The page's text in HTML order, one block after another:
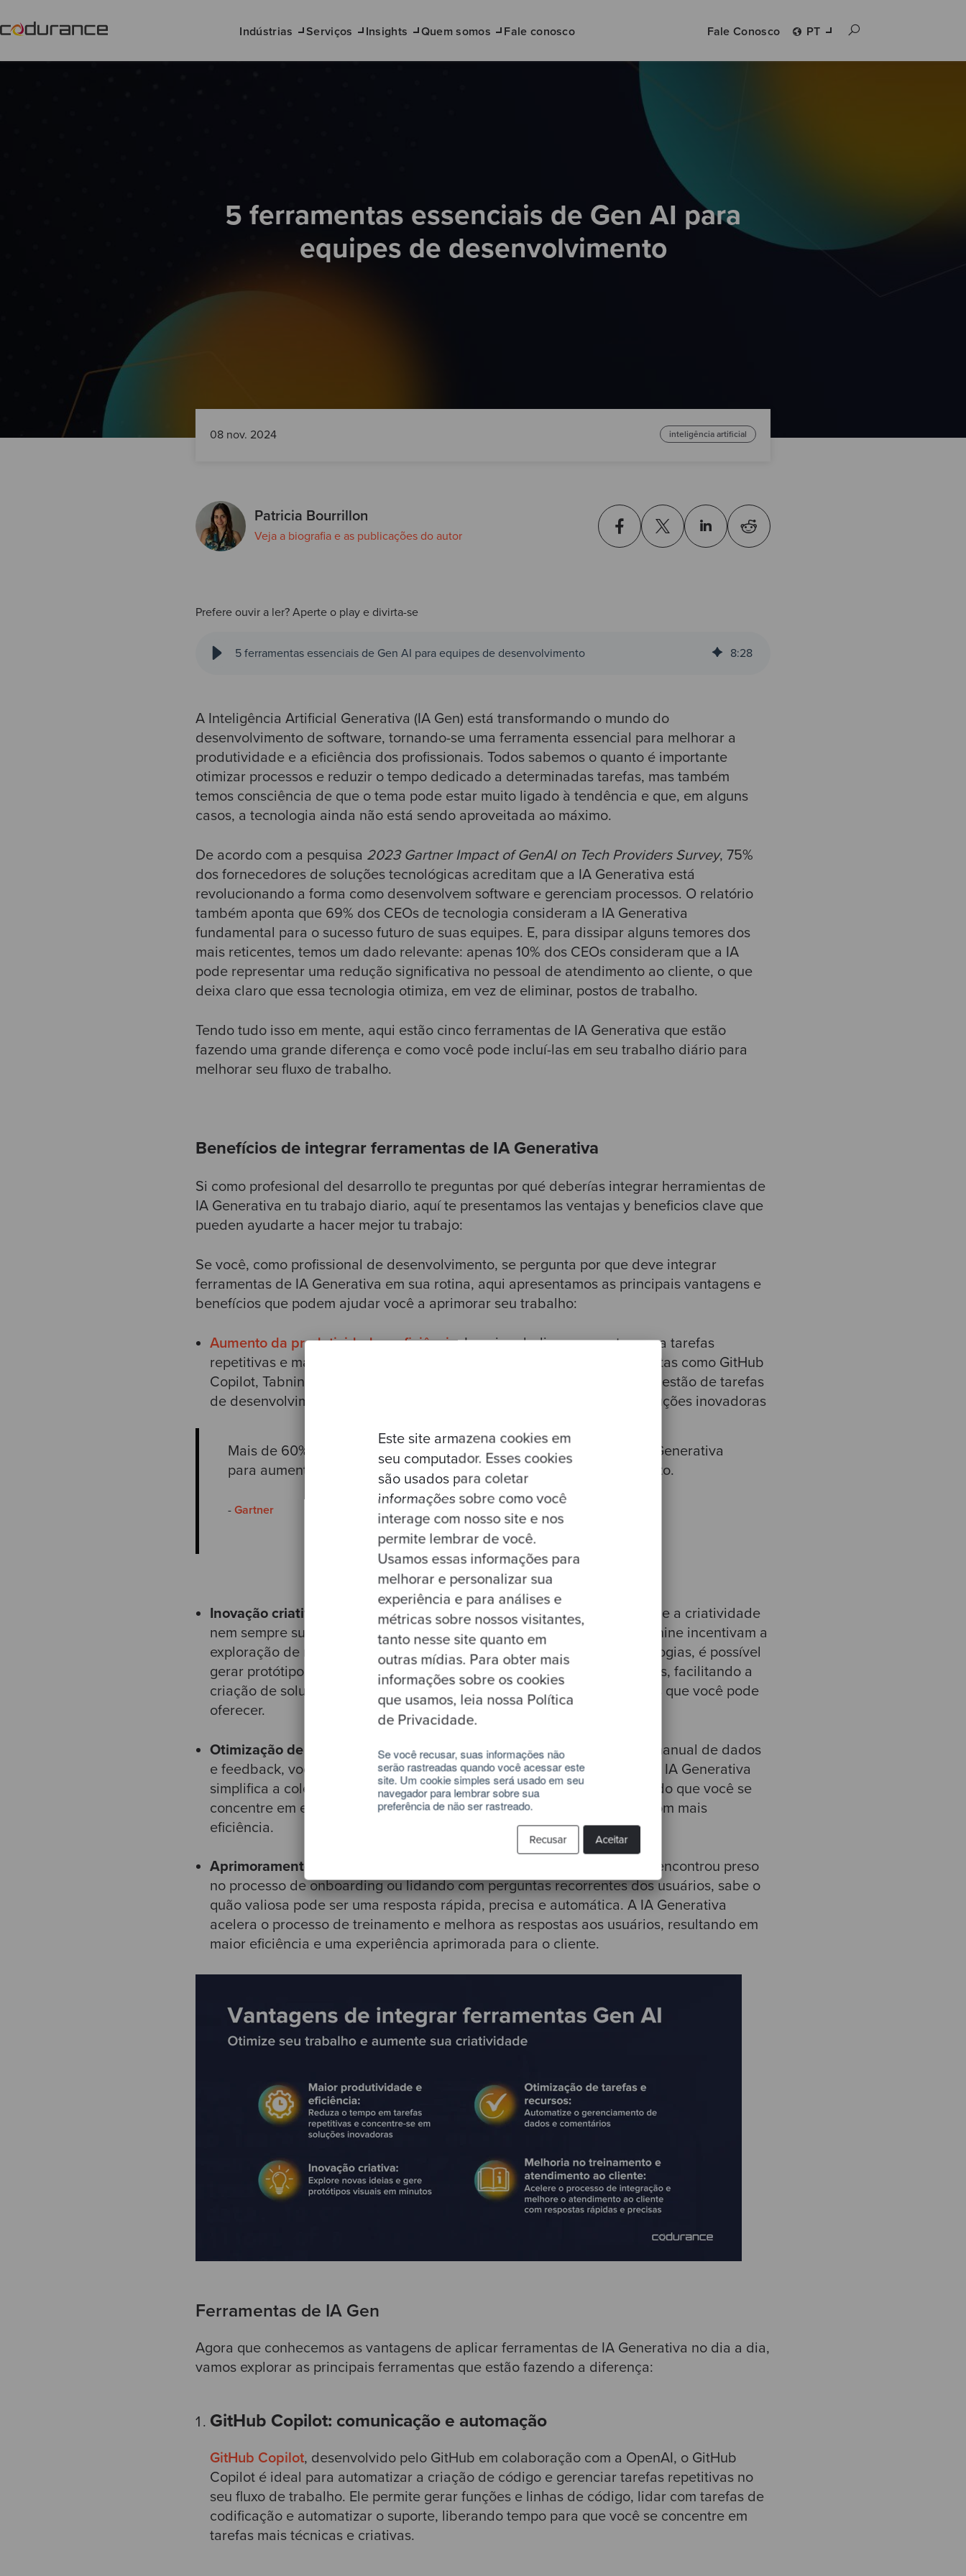
Este site armazena cookies em
seu computador. Esses cookies
são usados para coletar
informações sobre como você
interage com nosso site e nos
permite lembrar de você.
Usamos essas informações para
melhorar e personalizar sua
experiência e para análises e
métricas sobre nossos visitantes,
tanto nesse site quanto em
outras mídias. Para obter mais
informações sobre os cookies
que usamos, leia nossa Política
de Privacidade.
Se você recusar, suas informações não
serão rastreadas quando você acessar este
site. Um cookie simples será usado em seu
navegador para lembrar sobre sua
preferência de não ser rastreado.
Aceitar
Recusar
Indústrias Serviços Insights Quem somos Fale conosco Fale Conosco PT
5 ferramentas essenciais de Gen AI para
equipes de desenvolvimento
08 nov. 2024 inteligência artificial
Patricia Bourrillon
Veja a biografia e as publicações do autor
Prefere ouvir a ler? Aperte o play e divirta-se
5 ferramentas essenciais de Gen AI para equipes de desenvolvimento 8:28
A Inteligência Artificial Generativa (IA Gen) está transformando o mundo do
desenvolvimento de software, tornando-se uma ferramenta essencial para melhorar a
produtividade e a eficiência dos profissionais. Todos sabemos o quanto é importante
otimizar processos e reduzir o tempo dedicado a determinadas tarefas, mas também
temos consciência de que o tema pode estar muito ligado à tendência e que, em alguns
casos, a tecnologia ainda não está sendo aproveitada ao máximo.
De acordo com a pesquisa 2023 Gartner Impact of GenAI on Tech Providers Survey, 75%
dos fornecedores de soluções tecnológicas acreditam que a IA Generativa está
revolucionando a forma como desenvolvem software e gerenciam processos. O relatório
também aponta que 69% dos CEOs de tecnologia consideram a IA Generativa
fundamental para o sucesso futuro de suas equipes. E, para dissipar alguns temores dos
mais reticentes, temos um dado relevante: apenas 10% dos CEOs consideram que a IA
pode representar uma redução significativa no pessoal de atendimento ao cliente, o que
deixa claro que essa tecnologia otimiza, em vez de eliminar, postos de trabalho.
Tendo tudo isso em mente, aqui estão cinco ferramentas de IA Generativa que estão
fazendo uma grande diferença e como você pode incluí-las em seu trabalho diário para
melhorar seu fluxo de trabalho.
Benefícios de integrar ferramentas de IA Generativa
Si como profesional del desarrollo te preguntas por qué deberías integrar herramientas de
IA Generativa en tu trabajo diario, aquí te presentamos las ventajas y beneficios clave que
pueden ayudarte a hacer mejor tu trabajo:
Se você, como profissional de desenvolvimento, se pergunta por que deve integrar
ferramentas de IA Generativa em sua rotina, aqui apresentamos as principais vantagens e
benefícios que podem ajudar você a aprimorar seu trabalho:
Aumento da produtividade e eficiência:Imagine dedicar menos tempo a tarefas
repetitivas e mais tempo para resolver problemas complexos. Ferramentas como GitHub
Copilot, Tabnine e Kite permitem automatizar a geração de código e a gestão de tarefas
de desenvolvimento, liberando seu tempo para focar na criação de soluções inovadoras
Mais de 60% das empresas de tecnologia adotaram soluções de IA Generativa
para aumentar a produtividade e reduzir o tempo de desenvolvimento.
- Gartner
Inovação criativa:
Como profissional de desenvolvimento, você sabe que a criatividade
nem sempre surge facilmente. Ferramentas como GitHub Copilot e Tabnine incentivam a
exploração de novas ideias e abordagens no código. Com essas tecnologias, é possível
gerar protótipos e conceitos que antes levariam muitas horas ou até dias, facilitando a
criação de soluções originais e expandindo os horizontes das propostas que você pode
oferecer.
Otimização de tarefas e recursos:Em vez de gastar tempo na gestão manual de dados
e feedback, você pode deixar que a automação cuide dessas tarefas. A IA Generativa
simplifica a coleta de feedback e a criação de documentação, permitindo que você se
concentre em estratégias de maior relevância e/ou gerencie projetos com mais
eficiência.
Aprimoramento na formação e atendimento ao cliente:
Se você já se encontrou preso
no processo de onboarding ou lidando com perguntas recorrentes dos usuários, sabe o
quão valiosa pode ser uma resposta rápida, precisa e automática. A IA Generativa
acelera o processo de treinamento e melhora as respostas aos usuários, resultando em
maior eficiência e uma experiência aprimorada para o cliente.
Ferramentas de IA Gen
Agora que conhecemos as vantagens de aplicar ferramentas de IA Generativa no dia a dia,
vamos explorar as principais ferramentas que estão fazendo a diferença:
GitHub Copilot: comunicação e automação
GitHub Copilot, desenvolvido pelo GitHub em colaboração com a OpenAI, o GitHub
Copilot é ideal para automatizar a criação de código e gerenciar tarefas repetitivas no
seu fluxo de trabalho. Ele permite gerar funções e linhas de código, lidar com tarefas de
codificação e automatizar o suporte, liberando tempo para que você se concentre em
tarefas mais técnicas e criativas.